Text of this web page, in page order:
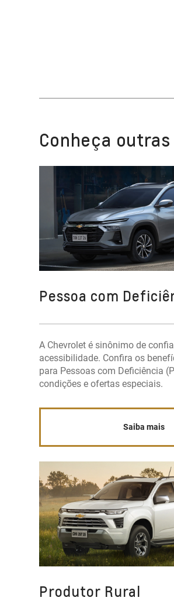
Conheça
Pessoa com
A Chevrolet é sinônimo de
acessibilidade. Confira os
para Pessoas com Deficiência
condições e ofertas especiais.
Saiba mais
Produtor Rural